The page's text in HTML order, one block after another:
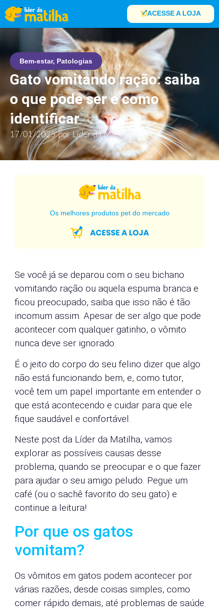
ACESSE A LOJA
Bem-estar, Patologias
Gato vomitando ração: saiba
o que pode ser e como
identificar
17/01/2025 porLíder da Matilha
Os melhores produtos pet do mercado
Se você já se deparou com o seu bichano
vomitando ração ou aquela espuma branca e
ficou preocupado, saiba que isso não é tão
incomum assim. Apesar de ser algo que pode
acontecer com qualquer gatinho, o vômito
nunca deve ser ignorado.
É o jeito do corpo do seu felino dizer que algo
não está funcionando bem, e, como tutor,
você tem um papel importante em entender o
que está acontecendo e cuidar para que ele
fique saudável e confortável.
Neste post da Líder da Matilha, vamos
explorar as possíveis causas desse
problema, quando se preocupar e o que fazer
para ajudar o seu amigo peludo. Pegue um
café (ou o sachê favorito do seu gato) e
continue a leitura!
Por que os gatos
vomitam?
Os vômitos em gatos podem acontecer por
várias razões, desde coisas simples, como
comer rápido demais, até problemas de saúde